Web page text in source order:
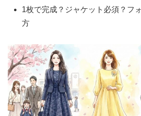
1枚で完成？ジャケット必須？フ
方